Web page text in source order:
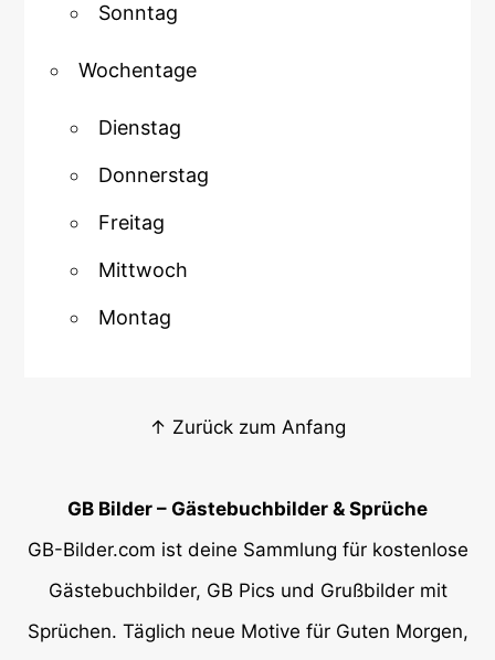
Sonntag
Wochentage
Dienstag
Donnerstag
Freitag
Mittwoch
Montag
↑ Zurück zum Anfang
GB Bilder – Gästebuchbilder & Sprüche
GB-Bilder.com ist deine Sammlung für kostenlose
Gästebuchbilder, GB Pics und Grußbilder mit
Sprüchen. Täglich neue Motive für Guten Morgen,